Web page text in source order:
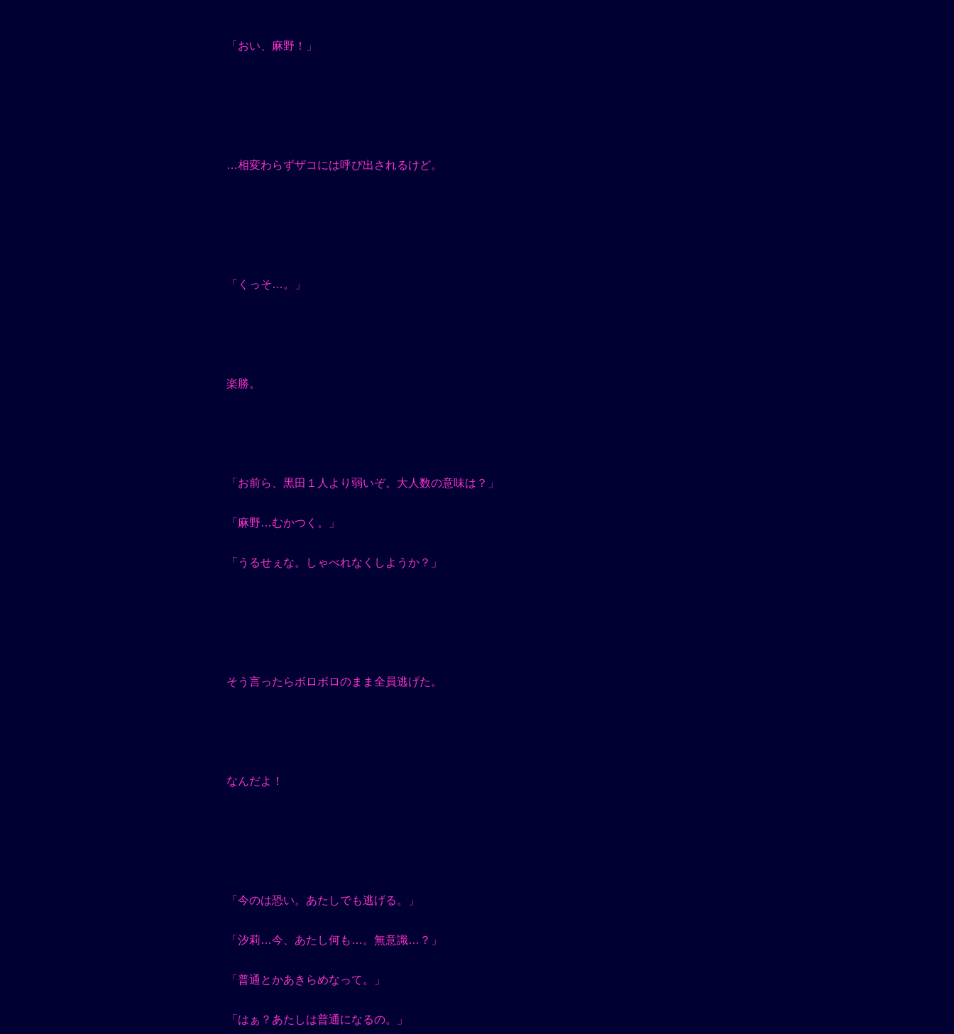
「おい、麻野！」
…相変わらずザコには呼び出されるけど。
「くっそ…。」
楽勝。
「お前ら、黒田１人より弱いぞ。大人数の意味は？」
「麻野…むかつく。」
「うるせぇな。しゃべれなくしようか？」
そう言ったらボロボロのまま全員逃げた。
なんだよ！
「今のは恐い。あたしでも逃げる。」
「汐莉…今、あたし何も…。無意識…？」
「普通とかあきらめなって。」
「はぁ？あたしは普通になるの。」